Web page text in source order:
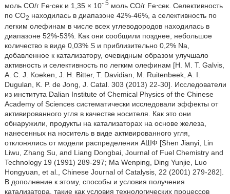
моль СО/г Fe⋅сек и 1,35 × 10- 5 моль СО/г Fe⋅сек. Селективность
по СО2 находилась в диапазоне 42%-46%, а селективность по
легким олефинам в числе всех углеводородов находилась в
диапазоне 52%-53%. Как они сообщили позднее, небольшое
количество в виде 0,03% S и приблизительно 0,2% Na,
добавленное к катализатору, очевидным образом улучшало
активность и селективность по легким олефинам [H. M. T. Galvis,
A. C. J. Koeken, J. H. Bitter, T. Davidian, M. Ruitenbeek, A. I.
Dugulan, K. P. de Jong, J. Catal. 303 (2013) 22-30]. Исследователи
из института Dalian Institute of Chemical Physics of the Chinese
Academy of Sciences систематически исследовали эффекты от
активированного угля в качестве носителя. Как это они
обнаружили, продукты на катализаторах на основе железа,
нанесенных на носитель в виде активированного угля,
отклонялись от модели распределения АШФ [Shen Jianyi, Lin
Liwu, Zhang Su, and Liang Dongbai, Journal of Fuel Chemistry and
Technology 19 (1991) 289-297; Ma Wenping, Ding Yunjie, Luo
Hongyuan, et al., Chinese Journal of Catalysis, 22 (2001) 279-282].
В дополнение к этому, способы и условия получения
катализатора, такие как условия технологических процессов